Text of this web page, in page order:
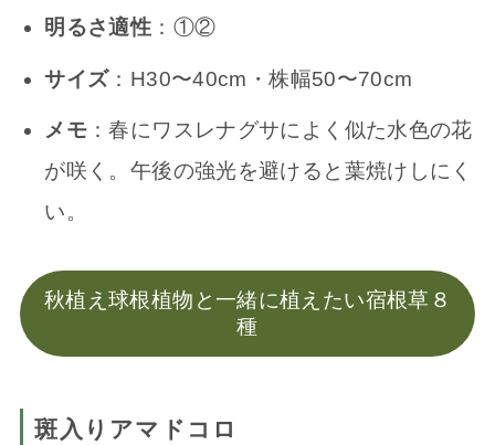
明るさ適性 ：①②
サイズ：H30〜40cm・株幅50〜70cm
メモ ：春にワスレナグサによく似た水色の花
が咲く。午後の強光を避けると葉焼けしにく
い。
秋植え球根植物と一緒に植えたい宿根草８
種
斑入りアマドコロ